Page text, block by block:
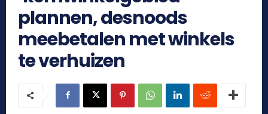
plannen, desnoods
meebetalen met winkels
te verhuizen